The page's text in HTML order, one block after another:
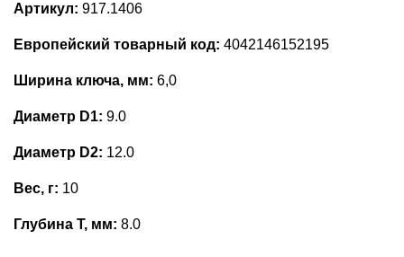
Артикул: 917.1406
Европейский товарный код: 4042146152195
Ширина ключа, мм: 6,0
Диаметр D1: 9.0
Диаметр D2: 12.0
Вес, г: 10
Глубина Т, мм: 8.0